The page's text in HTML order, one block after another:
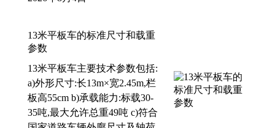
13米平板车的标准尺寸和载重
参数
13米平板车主要技术参数包括:
a)外形尺寸:长13m×宽2.45m,栏
板高55cm b)承载能力:标载30-
35吨,最大允许总重49吨 c)符合